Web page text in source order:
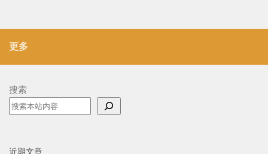
更多
搜索
近期文章